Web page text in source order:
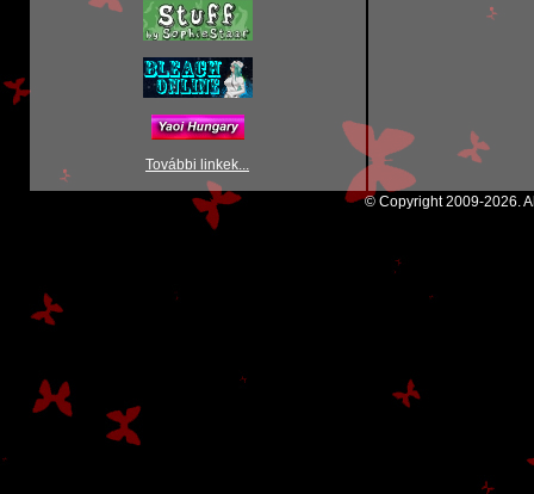
További linkek...
© Copyright 2009-2026.